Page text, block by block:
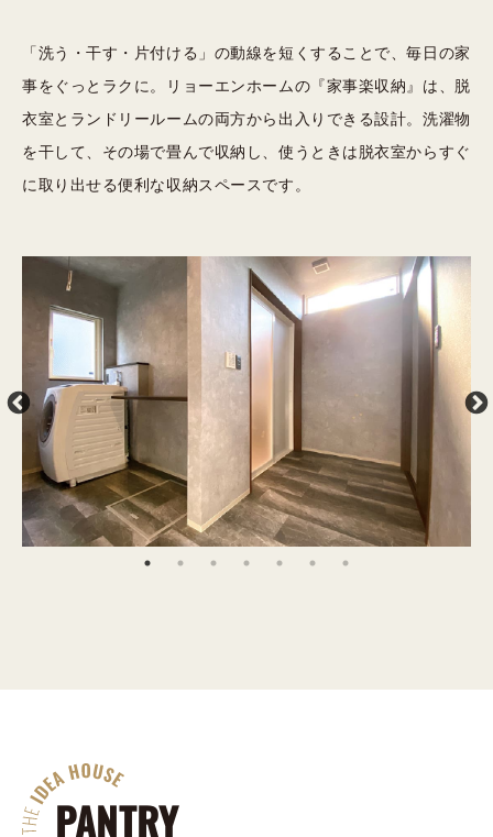
「洗う・干す・片付ける」の動線を短くすることで、毎日の家
事をぐっとラクに。リョーエンホームの『家事楽収納』は、脱
衣室とランドリールームの両方から出入りできる設計。洗濯物
を干して、その場で畳んで収納し、使うときは脱衣室からすぐ
に取り出せる便利な収納スペースです。
PANTRY